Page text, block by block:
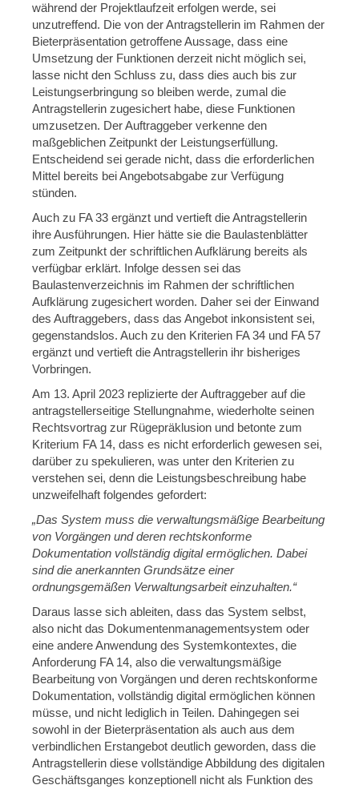
während der Projektlaufzeit erfolgen werde, sei
unzutreffend. Die von der Antragstellerin im Rahmen der
Bieterpräsentation getroffene Aussage, dass eine
Umsetzung der Funktionen derzeit nicht möglich sei,
lasse nicht den Schluss zu, dass dies auch bis zur
Leistungserbringung so bleiben werde, zumal die
Antragstellerin zugesichert habe, diese Funktionen
umzusetzen. Der Auftraggeber verkenne den
maßgeblichen Zeitpunkt der Leistungserfüllung.
Entscheidend sei gerade nicht, dass die erforderlichen
Mittel bereits bei Angebotsabgabe zur Verfügung
stünden.
Auch zu FA 33 ergänzt und vertieft die Antragstellerin
ihre Ausführungen. Hier hätte sie die Baulastenblätter
zum Zeitpunkt der schriftlichen Aufklärung bereits als
verfügbar erklärt. Infolge dessen sei das
Baulastenverzeichnis im Rahmen der schriftlichen
Aufklärung zugesichert worden. Daher sei der Einwand
des Auftraggebers, dass das Angebot inkonsistent sei,
gegenstandslos. Auch zu den Kriterien FA 34 und FA 57
ergänzt und vertieft die Antragstellerin ihr bisheriges
Vorbringen.
Am 13. April 2023 replizierte der Auftraggeber auf die
antragstellerseitige Stellungnahme, wiederholte seinen
Rechtsvortrag zur Rügepräklusion und betonte zum
Kriterium FA 14, dass es nicht erforderlich gewesen sei,
darüber zu spekulieren, was unter den Kriterien zu
verstehen sei, denn die Leistungsbeschreibung habe
unzweifelhaft folgendes gefordert:
„Das System muss die verwaltungsmäßige Bearbeitung
von Vorgängen und deren rechtskonforme
Dokumentation vollständig digital ermöglichen. Dabei
sind die anerkannten Grundsätze einer
ordnungsgemäßen Verwaltungsarbeit einzuhalten.“
Daraus lasse sich ableiten, dass das System selbst,
also nicht das Dokumentenmanagementsystem oder
eine andere Anwendung des Systemkontextes, die
Anforderung FA 14, also die verwaltungsmäßige
Bearbeitung von Vorgängen und deren rechtskonforme
Dokumentation, vollständig digital ermöglichen können
müsse, und nicht lediglich in Teilen. Dahingegen sei
sowohl in der Bieterpräsentation als auch aus dem
verbindlichen Erstangebot deutlich geworden, dass die
Antragstellerin diese vollständige Abbildung des digitalen
Geschäftsganges konzeptionell nicht als Funktion des